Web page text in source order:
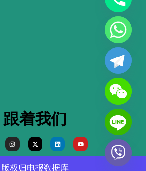
跟着我们
I
n
s
t
a
g
X
-
t
w
t
L
i
n
k
e
d
Y
o
u
t
版权归电报数据库